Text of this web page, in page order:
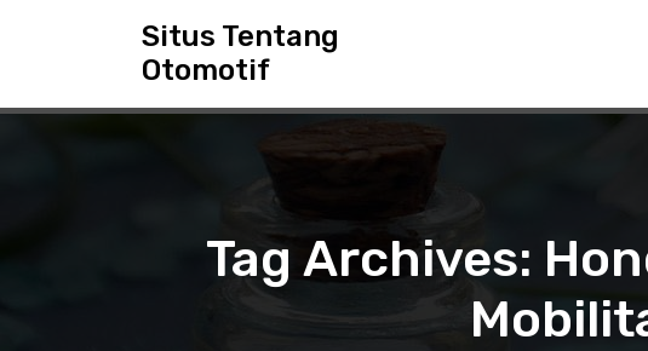
t
Situs Tentang
Otomotif
Tag Archives: